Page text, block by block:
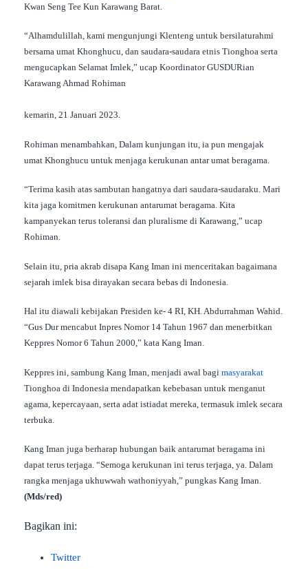
Kwan Seng Tee Kun Karawang Barat.
“Alhamdulillah, kami mengunjungi Klenteng untuk bersilaturahmi
bersama umat Khonghucu, dan saudara-saudara etnis Tionghoa serta
mengucapkan Selamat Imlek,” ucap Koordinator GUSDURian
Karawang Ahmad Rohiman
kemarin, 21 Januari 2023.
Rohiman menambahkan, Dalam kunjungan itu, ia pun mengajak
umat Khonghucu untuk menjaga kerukunan antar umat beragama.
“Terima kasih atas sambutan hangatnya dari saudara-saudaraku. Mari
kita jaga komitmen kerukunan antarumat beragama. Kita
kampanyekan terus toleransi dan pluralisme di Karawang,” ucap
Rohiman.
Selain itu, pria akrab disapa Kang Iman ini menceritakan bagaimana
sejarah imlek bisa dirayakan secara bebas di Indonesia.
Hal itu diawali kebijakan Presiden ke- 4 RI, KH. Abdurrahman Wahid.
“Gus Dur mencabut Inpres Nomor 14 Tahun 1967 dan menerbitkan
Keppres Nomor 6 Tahun 2000,” kata Kang Iman.
Keppres ini, sambung Kang Iman, menjadi awal bagi masyarakat
Tionghoa di Indonesia mendapatkan kebebasan untuk menganut
agama, kepercayaan, serta adat istiadat mereka, termasuk imlek secara
terbuka.
Kang Iman juga berharap hubungan baik antarumat beragama ini
dapat terus terjaga. “Semoga kerukunan ini terus terjaga, ya. Dalam
rangka menjaga ukhuwwah wathoniyyah,” pungkas Kang Iman.
(Mds/red)
Bagikan ini:
Twitter